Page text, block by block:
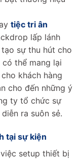
tiệc tri ân
lấp lánh
sự thu hút cho
thể mang lại
khách hàng
cho đến những ý
ty tổ chức sự
ra suôn sẻ.
tại sự kiện
setup thiết bị